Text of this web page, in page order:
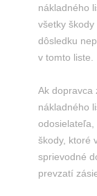
nákladného
všetky
dôsledku
v tomto liste.
Ak dopravca
nákladného
odosielateľa,
škody, ktoré
sprievodné
prevzatí